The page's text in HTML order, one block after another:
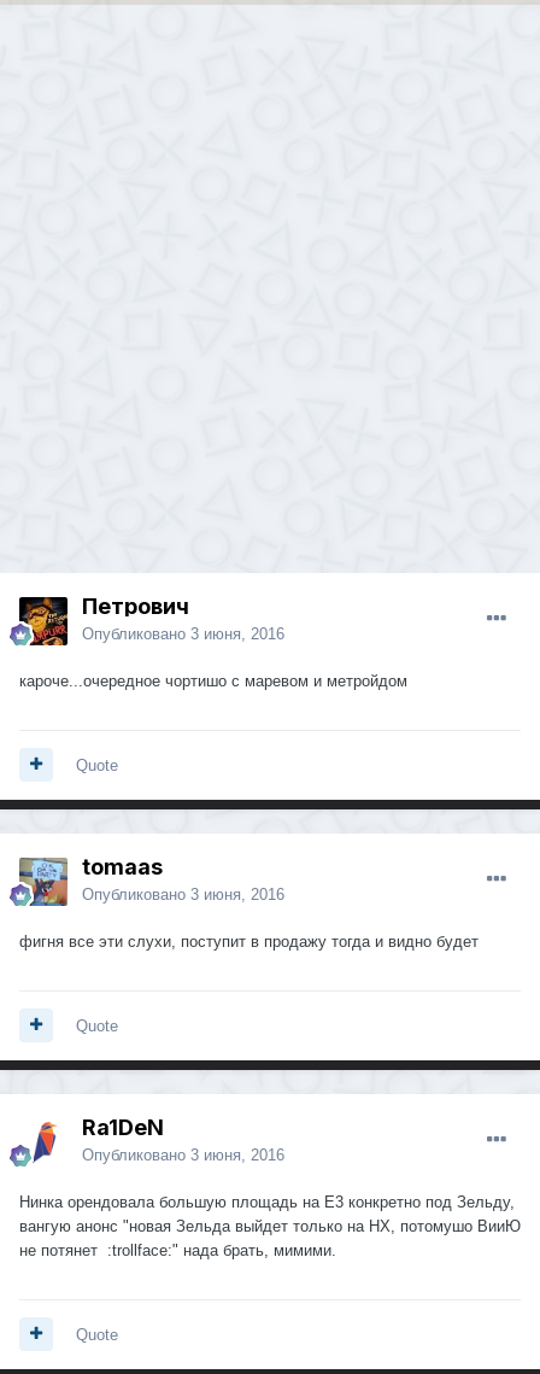
Петрович
Опубликовано 3 июня, 2016
кароче...очередное чортишо с маревом и метройдом
Quote
tomaas
Опубликовано 3 июня, 2016
фигня все эти слухи, поступит в продажу тогда и видно будет
Quote
Ra1DeN
Опубликовано 3 июня, 2016
Нинка орендовала большую площадь на Е3 конкретно под Зельду,
вангую анонс "новая Зельда выйдет только на НХ, потомушо ВииЮ
не потянет :trollface:" нада брать, мимими.
Quote